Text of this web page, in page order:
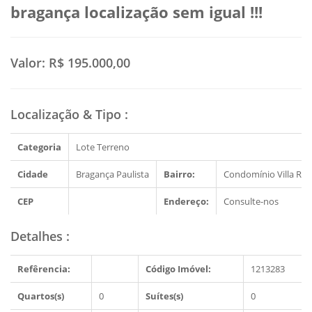
bragança localização sem igual !!!
Valor: R$ 195.000,00
Localização & Tipo :
Categoria Lote Terreno
Cidade Bragança Paulista Bairro: Condomínio Villa
CEP Endereço: Consulte-nos
Detalhes :
Refêrencia: Código Imóvel: 1213283
Quartos(s) 0 Suítes(s) 0